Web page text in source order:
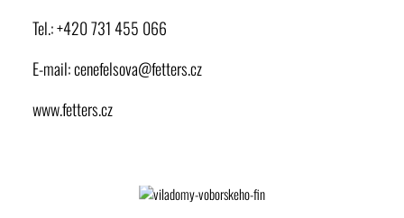
Tel.: +420 731 455 066
E-mail:cenefelsova@fetters.cz
www.fetters.cz